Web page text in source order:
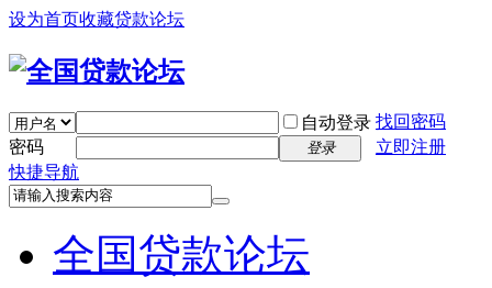
设为首页收藏贷款论坛
自动登录 找回密码
密码
登录
立即注册
快捷导航
全国贷款论坛